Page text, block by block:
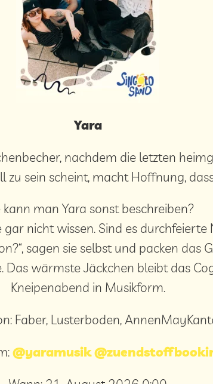
Yara
nachdem die letzten
zu sein scheint, macht Hoffnung,
kann man Yara sonst beschreiben?
nicht wissen. Sind es
sagen sie selbst und packen das
wärmste Jäckchen bleibt das
Kneipenabend in Musikform.
Faber, Lusterboden,
@yaramusik